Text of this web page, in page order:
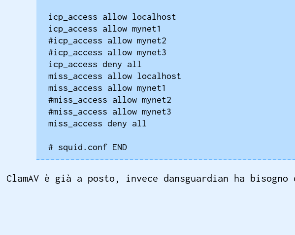
icp_access allow localhost
icp_access allow mynet1
#icp_access allow mynet2
#icp_access allow mynet3
icp_access deny all
miss_access allow localhost
miss_access allow mynet1
#miss_access allow mynet2
#miss_access allow mynet3
miss_access deny all
# squid.conf END
ClamAV è già a posto, invece dansguardian ha